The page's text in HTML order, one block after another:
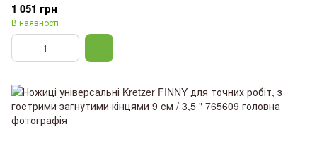
1 051 грн
В наявності